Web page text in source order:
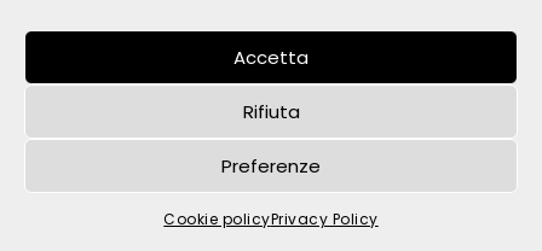
Accetta
Rifiuta
Preferenze
Cookie policyPrivacy Policy